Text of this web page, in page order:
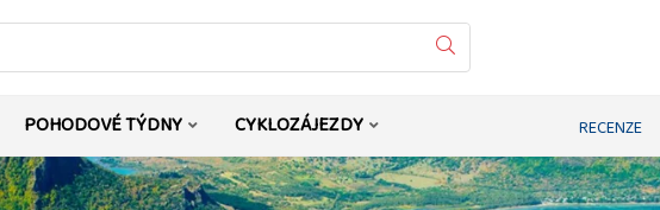
Vyhledat
POHODOVÉ TÝDNY CYKLOZÁJEZDY RECENZE